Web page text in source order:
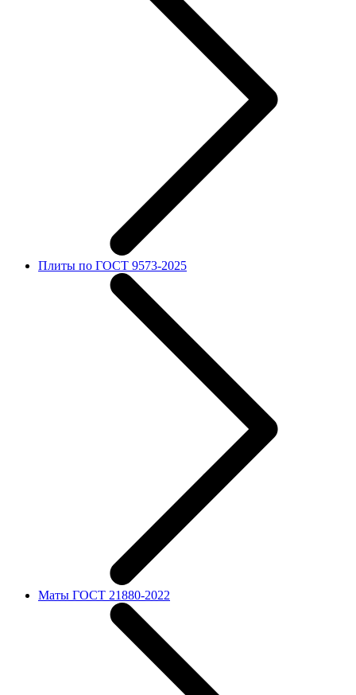
Плиты по ГОСТ 9573-2025
Маты ГОСТ 21880-2022